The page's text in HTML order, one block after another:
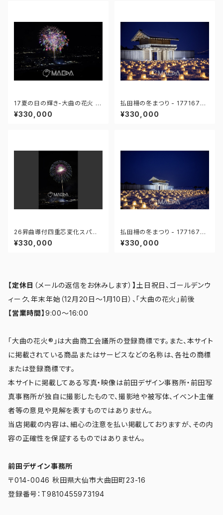
17夏の日の輝き-大曲の花火 第
97回全国花火競技大会 - 176
671211647275
¥330,000
払田柵の冬まつり - 17716762
7858540
¥330,000
26昇曲導付四重芯変化スパン
コール-大曲の花火 第97回全
国花火競技大会 - 17667566
¥330,000
払田柵の冬まつり - 17716762
9263328
¥330,000
【定休日 （メールの返信をお休みします）】 土日祝日、ゴールデンウ
ィーク、年末年始（12月20日～1月10日）、「大曲の花火」前後
【営業時間】 9:00～16:00
「大曲の花火®」は大曲商工会議所の登録商標です。また、本サイト
に掲載されている商品またはサービスなどの名称は、各社の商標
または登録商標です。
本サイトに掲載してある写真・映像は前田デザイン事務所・前田写
真事務所が独自に撮影したもので、撮影地や被写体、イベント主催
者等の意見や見解を表すものではありません。
当店掲載の内容は、細心の注意を払い掲載しておりますが、その内
容の正確性を保証するものではありません。
前田デザイン事務所
〒014-0046 秋田県大仙市大曲田町23-16
登録番号：T9810455973194